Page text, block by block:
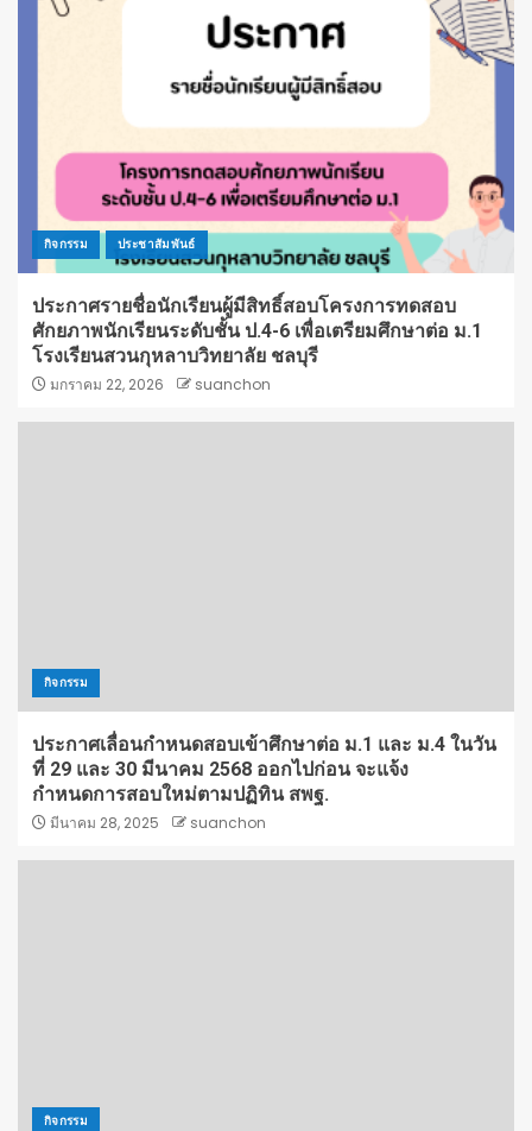
กิจกรรม ประชาสัมพันธ์
ประกาศรายชื่อนักเรียนผู้มีสิทธิ์สอบโครงการทดสอบ
ศักยภาพนักเรียนระดับชั้น ป.4-6 เพื่อเตรียมศึกษาต่อ ม.1
โรงเรียนสวนกุหลาบวิทยาลัย ชลบุรี
มกราคม 22, 2026 suanchon
กิจกรรม
ประกาศเลื่อนกำหนดสอบเข้าศึกษาต่อ ม.1 และ ม.4 ในวัน
ที่ 29 และ 30 มีนาคม 2568 ออกไปก่อน จะแจ้ง
กำหนดการสอบใหม่ตามปฏิทิน สพฐ.
มีนาคม 28, 2025 suanchon
กิจกรรม